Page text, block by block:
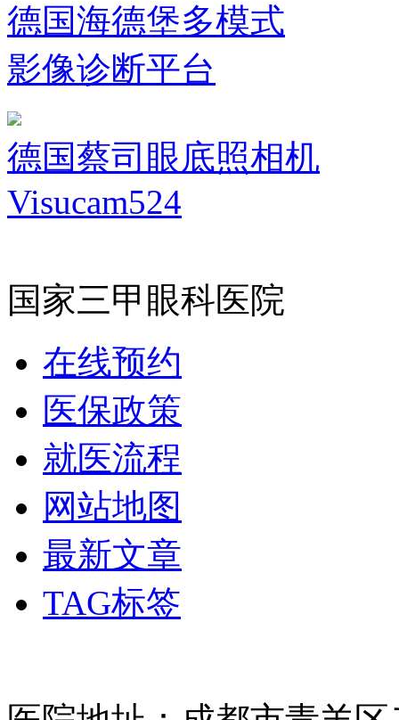
德国海德堡多模式
影像诊断平台
德国蔡司眼底照相机
Visucam524
国家三甲眼科医院
在线预约
医保政策
就医流程
网站地图
最新文章
TAG标签